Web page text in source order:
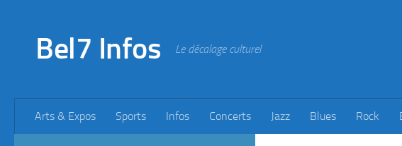
Bel7 Infos Le décalage culturel
Arts & Expos Sports Infos Concerts Jazz Blues Rock